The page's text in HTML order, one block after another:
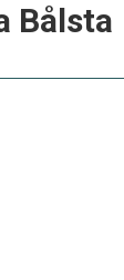
Bålsta